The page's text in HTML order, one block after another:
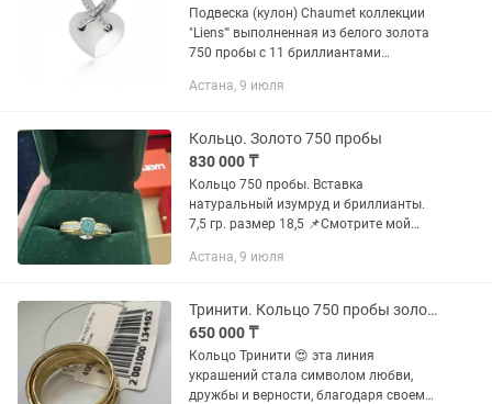
Подвеска (кулон) Chaumet коллекции
"Liens"' выполненная из белого золота
750 пробы с 11 бриллиантами
массой 0,13 ct. Размер кулона 18,5 х
Астана, 9 июля
Кольцо. Золото 750 пробы
830 000 ₸
Кольцо 750 пробы. Вставка
натуральный изумруд и бриллианты.
7,5 гр. размер 18,5 📌Смотрите мой
Астана, 9 июля
Тринити. Кольцо 750 пробы золото. 17 размер.
650 000 ₸
Кольцо Тринити 😍 эта линия
украшений стала символом любви,
дружбы и верности, благодаря своему